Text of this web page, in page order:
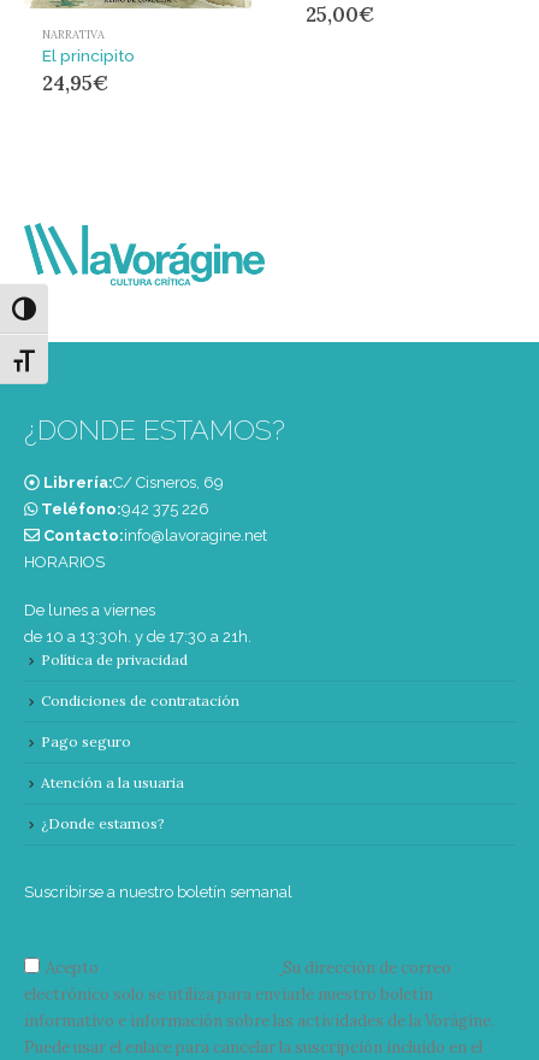
Alternar alto contraste
Alternar tamaño de letra
NARRATIVA
El principito
24,95€
25,00€
¿DONDE ESTAMOS?
Librería:C/ Cisneros, 69
Teléfono:‭942 375 226‬
Contacto:info@lavoragine.net
HORARIOS
De lunes a viernes
de 10 a 13:30h. y de 17:30 a 21h.
Política de privacidad
Condiciones de contratación
Pago seguro
Atención a la usuaria
¿Donde estamos?
Suscribirse a nuestro boletín semanal
Acepto
Su dirección de correo
electrónico solo se utiliza para enviarle nuestro boletín
informativo e información sobre las actividades de la Vorágine.
Puede usar el enlace para cancelar la suscripción incluido en el